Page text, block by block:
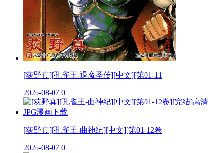
[荻野真][孔雀王-退魔圣传][中文][第01-11
2026-08-07 0
[荻野真][孔雀王-曲神纪][中文][第01-12卷
2026-08-07 0